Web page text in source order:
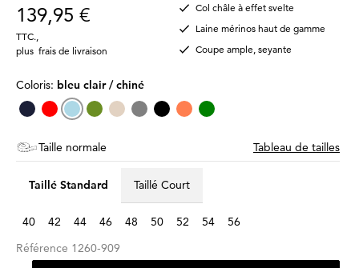
139,95 €
TTC.
plus frais de livraison
Col châle à effet svelte
Laine mérinos haut de gamme
Coupe ample, seyante
Coloris: bleu clair / chiné
Taille normale Tableau de tailles
Taillé Standard Taillé Court
40 42 44 46 48 50 52 54
56
Référence 1260-909